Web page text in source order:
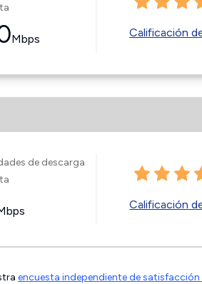
Mbps Calificación
de descarga
Calificación
encuesta independiente de satisfacción